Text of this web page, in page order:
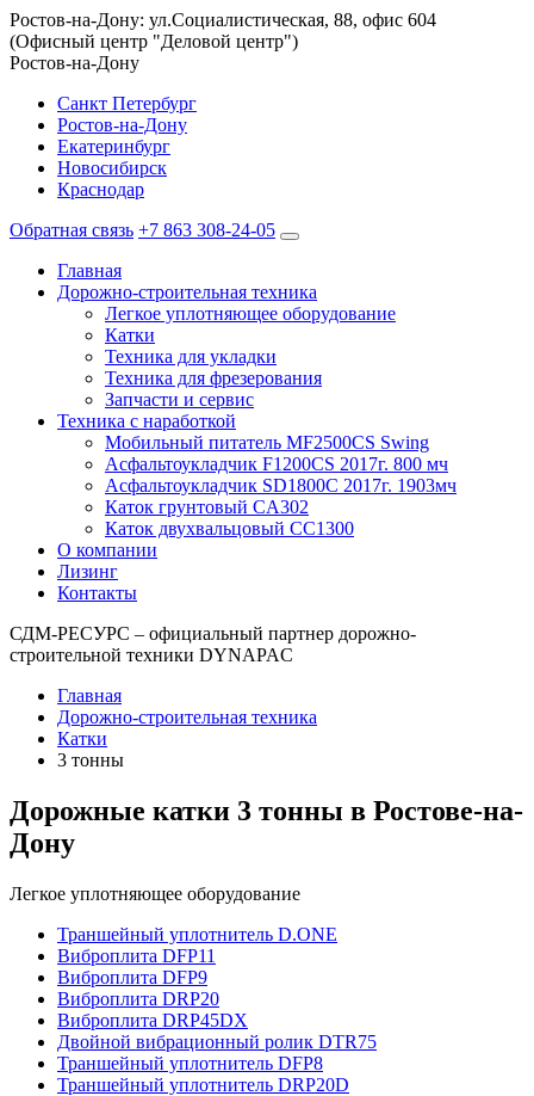
Ростов-на-Дону: ул.Социалистическая, 88, офис 604
(Офисный центр "Деловой центр")
Ростов-на-Дону
Санкт Петербург
Ростов-на-Дону
Екатеринбург
Новосибирск
Краснодар
Обратная связь +7 863 308-24-05
Главная
Дорожно-строительная техника
Легкое уплотняющее оборудование
Катки
Техника для укладки
Техника для фрезерования
Запчасти и сервис
Техника с наработкой
Мобильный питатель MF2500CS Swing
Асфальтоукладчик F1200CS 2017г. 800 мч
Асфальтоукладчик SD1800C 2017г. 1903мч
Каток грунтовый CA302
Каток двухвальцовый CC1300
О компании
Лизинг
Контакты
СДМ-РЕСУРС – официальный партнер дорожно-
строительной техники DYNAPAC
Главная
Дорожно-строительная техника
Катки
3 тонны
Дорожные катки 3 тонны в Ростове-на-
Дону
Легкое уплотняющее оборудование
Траншейный уплотнитель D.ONE
Виброплита DFP11
Виброплита DFP9
Виброплита DRP20
Виброплита DRP45DX
Двойной вибрационный ролик DTR75
Траншейный уплотнитель DFP8
Траншейный уплотнитель DRP20D